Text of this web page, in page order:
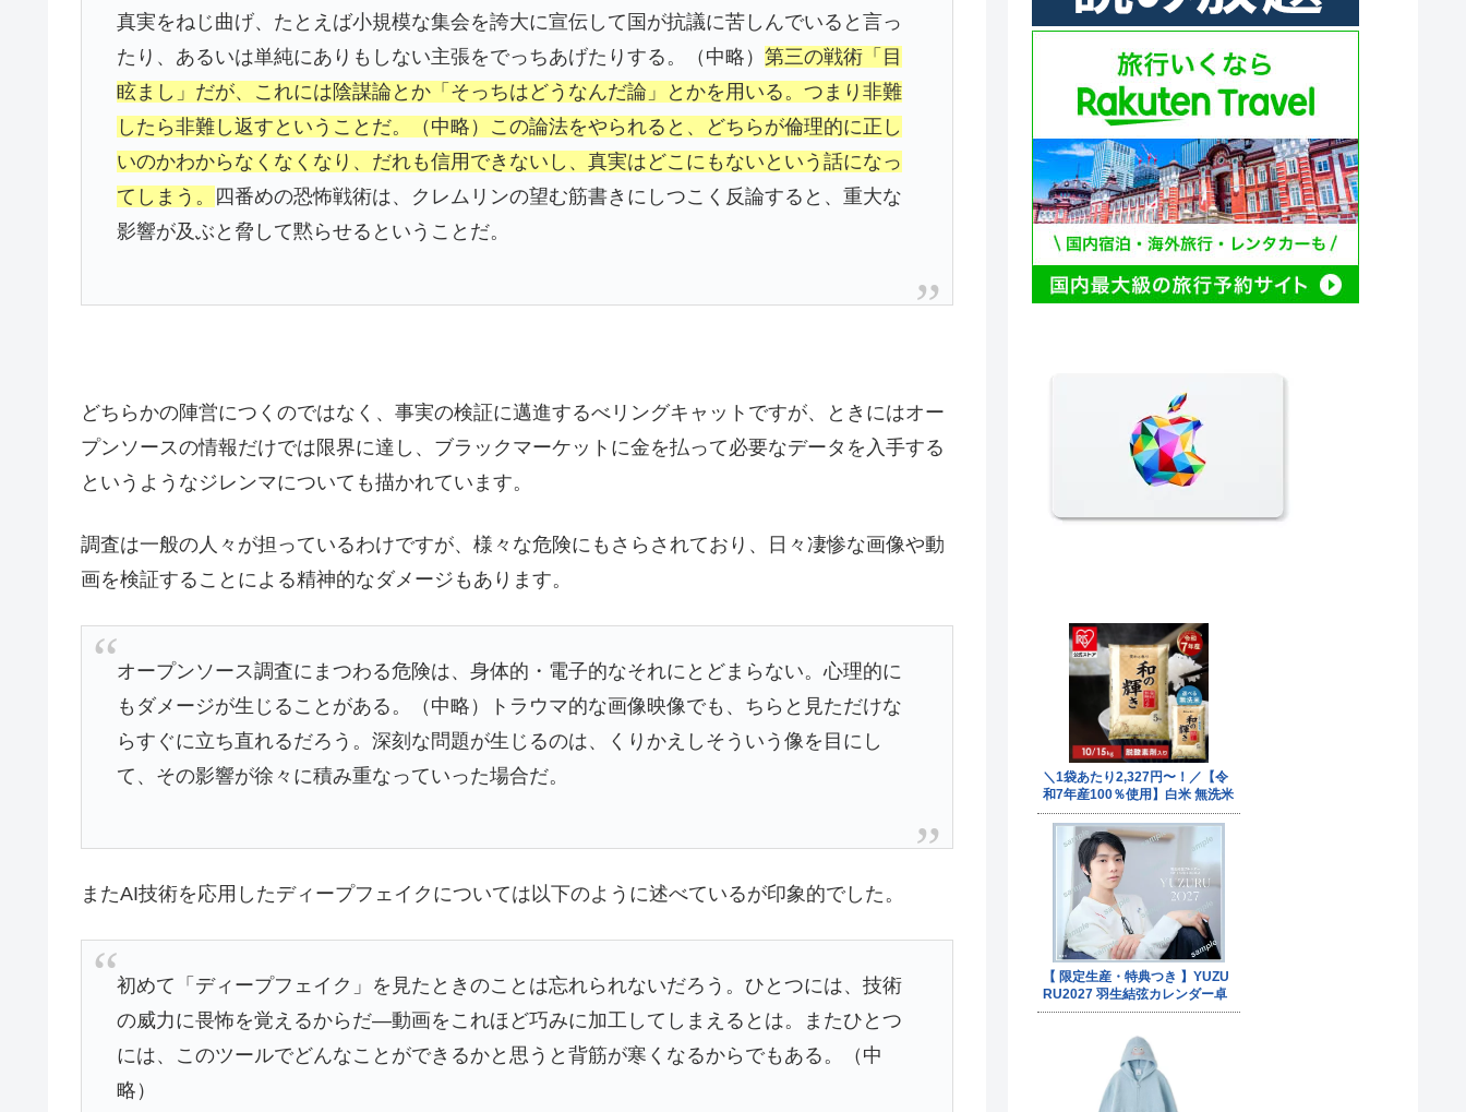
真実をねじ曲げ、たとえば小規模な集会を誇大に宣伝して国が抗議に苦しんでいると言っ
たり、あるいは単純にありもしない主張をでっちあげたりする。（中略）第三の戦術「目
眩まし」だが、これには陰謀論とか「そっちはどうなんだ論」とかを用いる。つまり非難
したら非難し返すということだ。（中略）この論法をやられると、どちらが倫理的に正し
いのかわからなくなくなり、だれも信用できないし、真実はどこにもないという話になっ
てしまう。
四番めの恐怖戦術は、クレムリンの望む筋書きにしつこく反論すると、重大な
影響が及ぶと脅して黙らせるということだ。
どちらかの陣営につくのではなく、事実の検証に邁進するべリングキャットですが、ときにはオー
プンソースの情報だけでは限界に達し、ブラックマーケットに金を払って必要なデータを入手する
というようなジレンマについても描かれています。
調査は一般の人々が担っているわけですが、様々な危険にもさらされており、日々凄惨な画像や動
画を検証することによる精神的なダメージもあります。
オープンソース調査にまつわる危険は、身体的・電子的なそれにとどまらない。心理的に
もダメージが生じることがある。（中略）トラウマ的な画像映像でも、ちらと見ただけな
らすぐに立ち直れるだろう。深刻な問題が生じるのは、くりかえしそういう像を目にし
て、その影響が徐々に積み重なっていった場合だ。
またAI技術を応用したディープフェイクについては以下のように述べているが印象的でした。
初めて「ディープフェイク」を見たときのことは忘れられないだろう。ひとつには、技術
の威力に畏怖を覚えるからだ―動画をこれほど巧みに加工してしまえるとは。またひとつ
には、このツールでどんなことができるかと思うと背筋が寒くなるからでもある。（中
略）